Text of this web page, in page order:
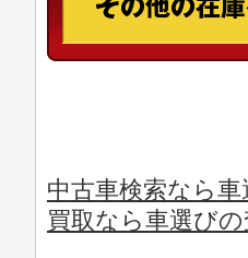
中古車検索なら
買取なら車選び